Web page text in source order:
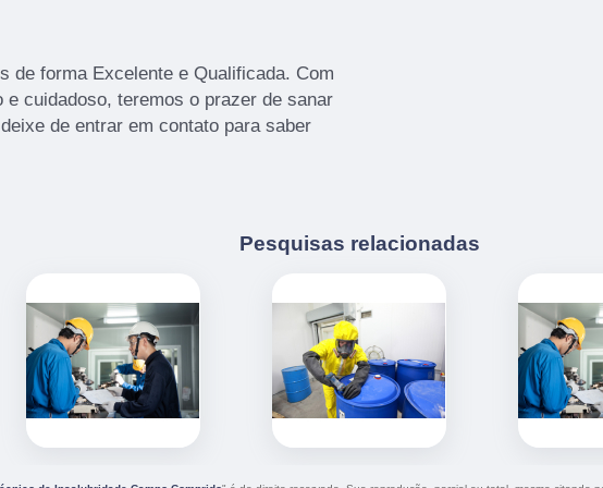
de forma Excelente e Qualificada. Com
e cuidadoso, teremos o prazer de sanar
de entrar em contato para saber
Pesquisas relacionadas